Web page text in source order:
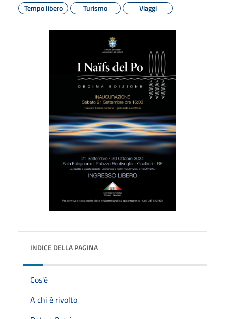
Tempo libero
Turismo Viaggi
INDICE DELLA PAGINA
Cos'è
A chi è rivolto